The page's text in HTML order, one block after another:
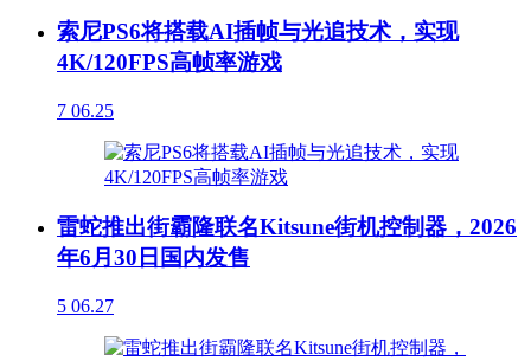
索尼PS6将搭载AI插帧与光追技术，实现
4K/120FPS高帧率游戏
7 06.25
雷蛇推出街霸隆联名Kitsune街机控制器，2026
年6月30日国内发售
5 06.27